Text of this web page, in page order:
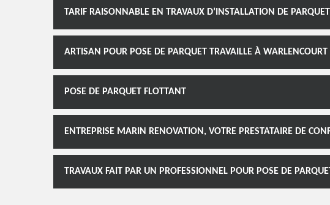
TARIF RAISONNABLE EN TRAVAUX D’INSTALLATION DE PARQUET
ARTISAN POUR POSE DE PARQUET TRAVAILLE À
POSE DE PARQUET FLOTTANT
ENTREPRISE MARIN RENOVATION, VOTRE PRESTATAIRE DE
TRAVAUX FAIT PAR UN PROFESSIONNEL POUR POSE DE